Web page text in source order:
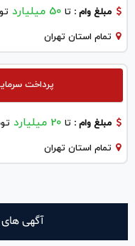
مبلغ وام : تا 50 میلیارد
تمام استان تهران
پرداخت
مبلغ وام : تا 20 میلیارد
تمام استان تهران
آگهی